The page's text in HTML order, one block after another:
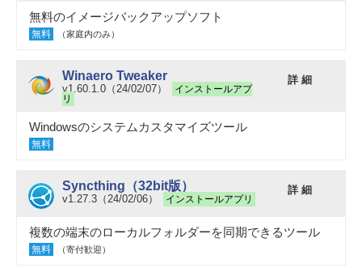
無料のイメージバックアップソフト
無料 （家庭内のみ）
Winaero Tweaker
v1.60.1.0（24/02/07）
インストールアプ
リ
詳 細
Windowsのシステムカスタマイズツール
無料
Syncthing（32bit版）
v1.27.3（24/02/06） インストールアプリ
詳 細
複数の端末のローカルフォルダーを同期できるツール
無料 （寄付歓迎）